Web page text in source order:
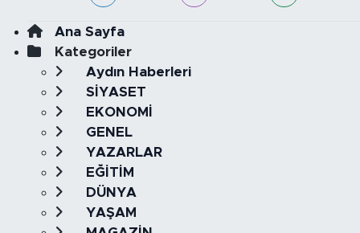
Ana Sayfa
Kategoriler
Aydın Haberleri
SİYASET
EKONOMİ
GENEL
YAZARLAR
EĞİTİM
DÜNYA
YAŞAM